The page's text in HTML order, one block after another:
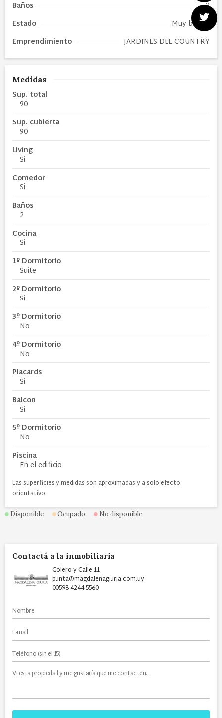
Baños
2
Estado
Muy bueno
Emprendimiento
JARDINES DEL COUNTRY
Medidas
Sup. total
90
Sup. cubierta
90
Living
Si
Comedor
Si
Baños
2
Cocina
Si
1º Dormitorio
Suite
2º Dormitorio
Si
3º Dormitorio
No
4º Dormitorio
No
Placards
Si
Balcon
Si
5º Dormitorio
No
Piscina
En el edificio
Las superficies y medidas son aproximadas y a solo efecto
orientativo.
Disponible Ocupado No disponible
Contactá a la inmobiliaria
Golero y Calle 11
punta@magdalenagiuria.com.uy
00598 4244 5560